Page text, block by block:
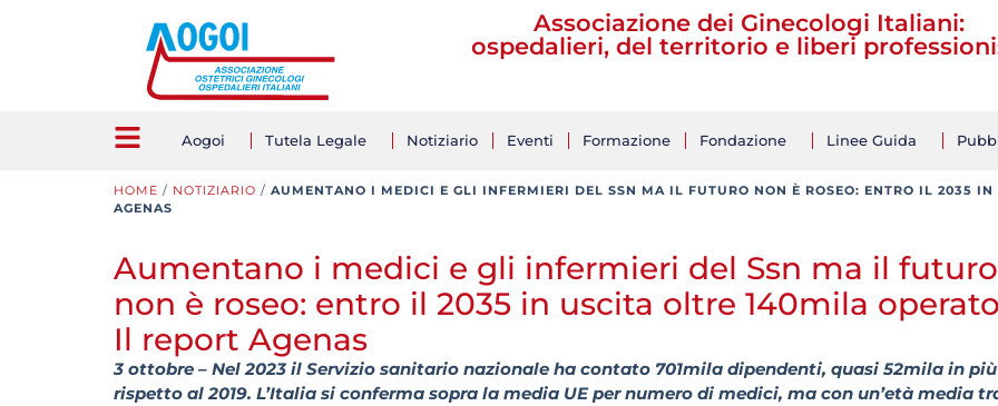
Associazione dei Ginecologi Italiani:
ospedalieri, del territorio e liberi
Aogoi Tutela Legale Notiziario Eventi Formazione Fondazione Linee Guida
HOME / NOTIZIARIO / AUMENTANO I MEDICI E GLI INFERMIERI DEL SSN MA IL FUTURO NON È ROSEO: ENTRO IL 2035
AGENAS
Aumentano i medici e gli infermieri del Ssn ma il futuro
non è roseo: entro il 2035 in uscita oltre 140mila
Il report Agenas
3 ottobre – Nel 2023 il Servizio sanitario nazionale ha contato 701mila dipendenti, quasi 52mila in più
rispetto al 2019. L’Italia si conferma sopra la media UE per numero di medici, ma con un’età media